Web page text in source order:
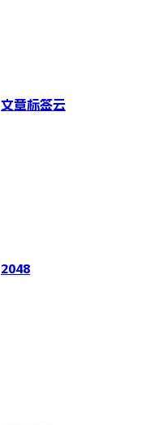
文章标签云
2048